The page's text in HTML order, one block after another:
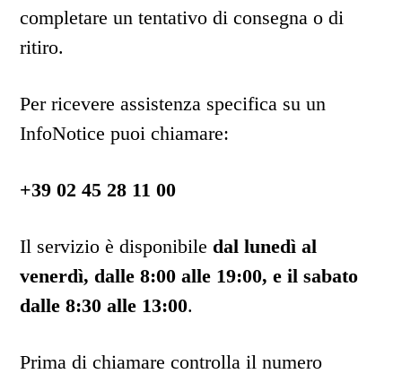
completare un tentativo di consegna o di
ritiro.
Per ricevere assistenza specifica su un
InfoNotice puoi chiamare:
+39 02 45 28 11 00
Il servizio è disponibile dal lunedì al
venerdì, dalle 8:00 alle 19:00, e il sabato
dalle 8:30 alle 13:00.
Prima di chiamare controlla il numero